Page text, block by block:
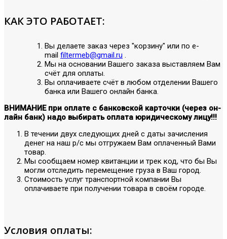
КАК ЭТО РАБОТАЕТ:
Вы делаете заказ через "корзину" или по е-
mail filtermeb@gmail.ru .
Мы на основании Вашего заказа выставляем Вам
счёт для оплаты.
Вы оплачиваете счёт в любом отделении Вашего
банка или Вашего онлайн банка.
ВНИМАНИЕ при оплате с банковской карточки (через он-
лайн банк) надо выбирать оплата юридическому лицу!!!
В течении двух следующих дней с даты зачисления
денег на наш р/с мы отгружаем Вам оплаченный Вами
товар.
Мы сообщаем номер квитанции и трек код, что бы Вы
могли отследить перемещение груза в Ваш город.
Стоимость услуг транспортной компании Вы
оплачиваете при получении товара в своём городе.
Условия оплаты: